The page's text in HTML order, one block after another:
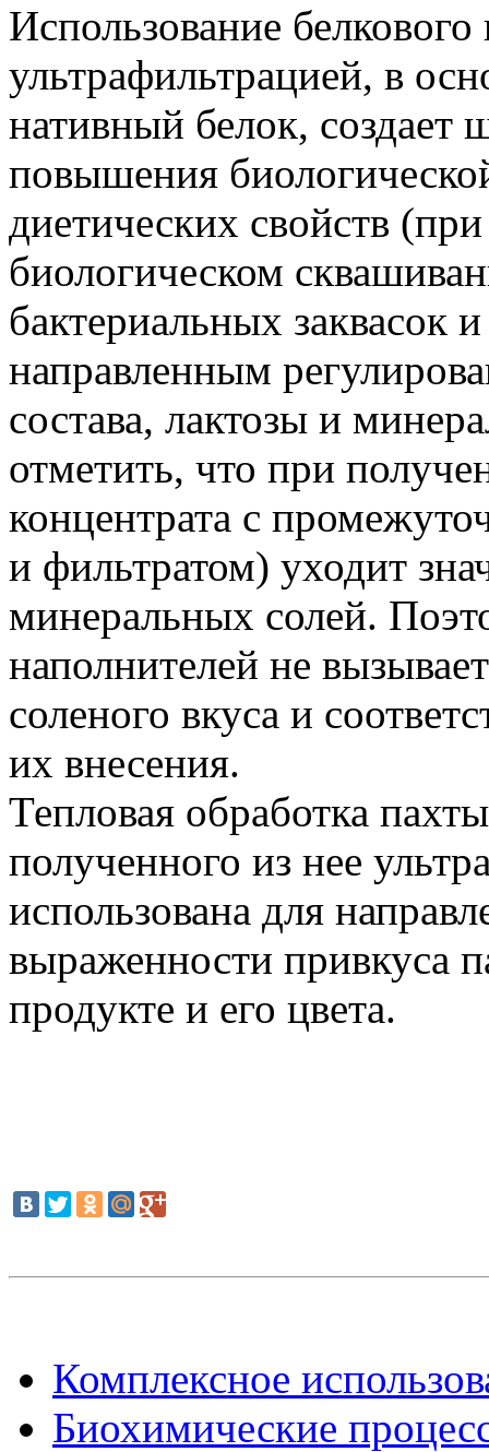
Использование
ультрафильтрацией, в
нативный белок, создает
повышения
диетических свойств
биологическом
бактериальных заквасок
направленным
состава, лактозы и
отметить, что при
концентрата с
и фильтратом) уходит
минеральных солей.
наполнителей не
соленого вкуса и
их внесения.
Тепловая обработка
полученного из нее
использована для
выраженности привкуса
продукте и его цвета.
Комплексное
Биохимические